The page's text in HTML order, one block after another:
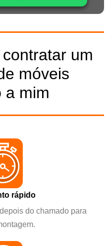
um
móveis
a mim
rápido
do chamado para